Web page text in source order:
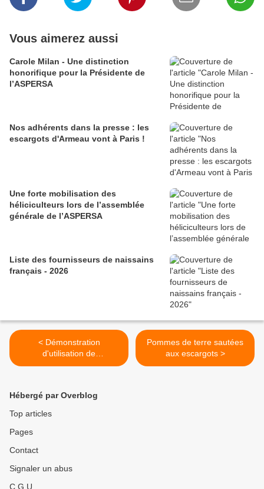
Vous aimerez aussi
Carole Milan - Une distinction
honorifique pour la Présidente de
l’ASPERSA
Nos adhérents dans la presse : les
escargots d'Armeau vont à Paris !
Une forte mobilisation des
héliciculteurs lors de l’assemblée
générale de l’ASPERSA
Liste des fournisseurs de naissains
français - 2026
< Démonstration
d'utilisation de
l'Héligranélec (distributrice
Pommes de terre sautées
aux escargots >
Hébergé par Overblog
Top articles
Pages
Contact
Signaler un abus
C.G.U.